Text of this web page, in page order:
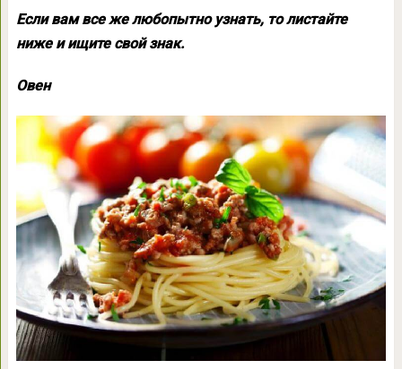
Если вам все же любопытно узнать, то листайте
ниже и ищите свой знак.
Овен